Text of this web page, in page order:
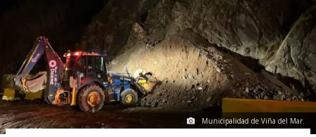
Municipalidad de Viña del Mar.